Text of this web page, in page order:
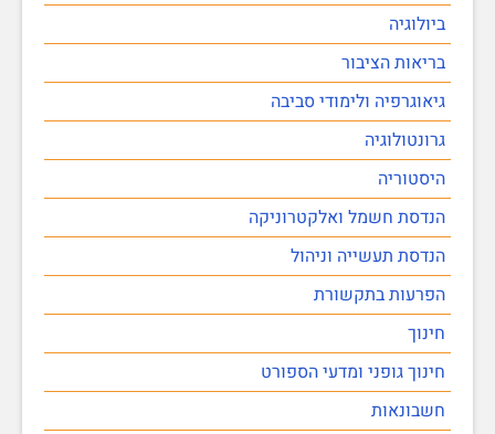
ביולוגיה
בריאות הציבור
גיאוגרפיה ולימודי סביבה
גרונטולוגיה
היסטוריה
הנדסת חשמל ואלקטרוניקה
הנדסת תעשייה וניהול
הפרעות בתקשורת
חינוך
חינוך גופני ומדעי הספורט
חשבונאות